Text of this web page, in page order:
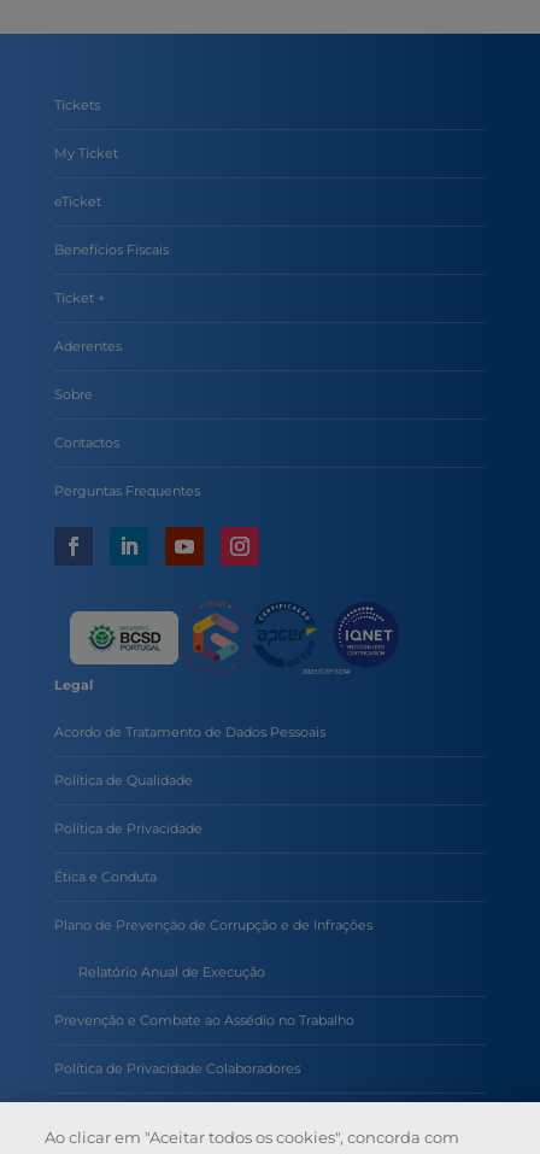
Tickets
My Ticket
eTicket
Benefícios Fiscais
Ticket +
Aderentes
Sobre
Contactos
Perguntas Frequentes
Legal
Acordo de Tratamento de Dados Pessoais
Política de Qualidade
Política de Privacidade
Ética e Conduta
Plano de Prevenção de Corrupção e de Infrações
Relatório Anual de Execução
Prevenção e Combate ao Assédio no Trabalho
Política de Privacidade Colaboradores
Ao clicar em "Aceitar todos os cookies", concorda com